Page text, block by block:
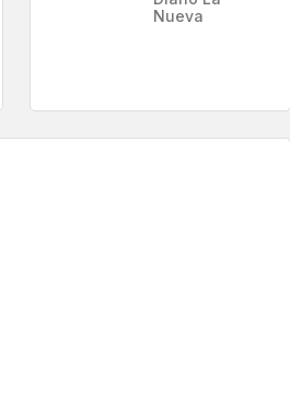
Nueva